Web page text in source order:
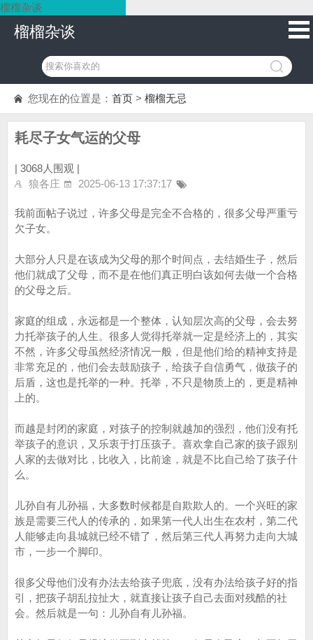
榴榴杂谈
榴榴杂谈
您现在的位置是： 首页 > 榴榴无忌
耗尽子女气运的父母
| 3068人围观 |
狼各庄
2025-06-13 17:37:17
我前面帖子说过，许多父母是完全不合格的，很多父母严重亏
欠子女。
大部分人只是在该成为父母的那个时间点，去结婚生子，然后
他们就成了父母，而不是在他们真正明白该如何去做一个合格
的父母之后。
家庭的组成，永远都是一个整体，认知层次高的父母，会去努
力托举孩子的人生。很多人觉得托举就一定是经济上的，其实
不然，许多父母虽然经济情况一般，但是他们给的精神支持是
非常充足的，他们会去鼓励孩子，给孩子自信勇气，做孩子的
后盾，这也是托举的一种。托举，不只是物质上的，更是精神
上的。
而越是封闭的家庭，对孩子的控制就越加的强烈，他们没有托
举孩子的意识，又乐衷于打压孩子。喜欢拿自己家的孩子跟别
人家的去做对比，比收入，比前途，就是不比自己给了孩子什
么。
儿孙自有儿孙福，大多数时候都是自欺欺人的。一个兴旺的家
族是需要三代人的传承的，如果第一代人出生在农村，第二代
人能够走向县城就已经不错了，然后第三代人再努力走向大城
市，一步一个脚印。
很多父母他们没有办法去给孩子兜底，没有办法给孩子好的指
引，把孩子胡乱拉扯大，就直接让孩子自己去面对残酷的社
会。然后就是一句：儿孙自有儿孙福。